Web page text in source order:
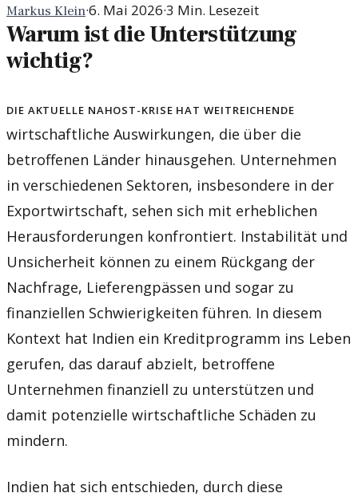
Markus Klein·6. Mai 2026·3 Min. Lesezeit
Warum ist die Unterstützung
wichtig?
Die aktuelle Nahost-Krise hat weitreichende
wirtschaftliche Auswirkungen, die über die
betroffenen Länder hinausgehen. Unternehmen
in verschiedenen Sektoren, insbesondere in der
Exportwirtschaft, sehen sich mit erheblichen
Herausforderungen konfrontiert. Instabilität und
Unsicherheit können zu einem Rückgang der
Nachfrage, Lieferengpässen und sogar zu
finanziellen Schwierigkeiten führen. In diesem
Kontext hat Indien ein Kreditprogramm ins Leben
gerufen, das darauf abzielt, betroffene
Unternehmen finanziell zu unterstützen und
damit potenzielle wirtschaftliche Schäden zu
mindern.
Indien hat sich entschieden, durch diese